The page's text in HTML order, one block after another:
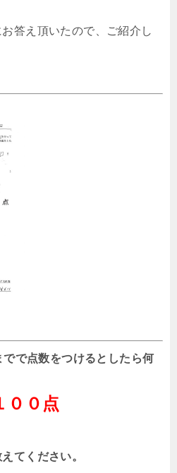
答え頂いたので、ご紹介し
で点数をつけるとしたら何
００点
てください。